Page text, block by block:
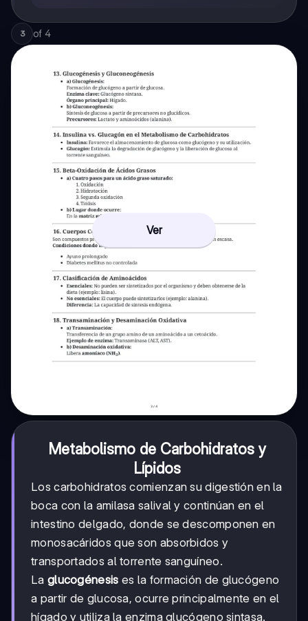
3 of 4
Ver
Metabolismo de Carbohidratos y
Lípidos
Los carbohidratos comienzan su digestión en la
boca con la amilasa salival y continúan en el
intestino delgado, donde se descomponen en
monosacáridos que son absorbidos y
transportados al torrente sanguíneo.
La glucogénesis es la formación de glucógeno
a partir de glucosa, ocurre principalmente en el
hígado y utiliza la enzima glucógeno sintasa.